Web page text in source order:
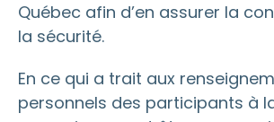
Québec afin d’en assurer la
la sécurité.
En ce qui a trait aux
personnels des participants à